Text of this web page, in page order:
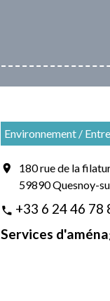
Environnement /
location_on
180 rue de la
59890 Quesnoy-
phone +33 6 24 46 78
Services